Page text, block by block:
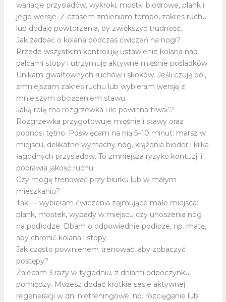
wariacje przysiadów, wykroki, mostki biodrowe, plank i
jego wersje. Z czasem zmieniam tempo, zakres ruchu
lub dodaję powtórzenia, by zwiększyć trudność.
Jak zadbać o kolana podczas ćwiczeń na nogi?
Przede wszystkim kontroluję ustawienie kolana nad
palcami stopy i utrzymuję aktywne mięśnie pośladków.
Unikam gwałtownych ruchów i skoków. Jeśli czuję ból,
zmniejszam zakres ruchu lub wybieram wersję z
mniejszym obciążeniem stawu.
Jaką rolę ma rozgrzewka i ile powinna trwać?
Rozgrzewka przygotowuje mięśnie i stawy oraz
podnosi tętno. Poświęcam na nią 5–10 minut: marsz w
miejscu, delikatne wymachy nóg, krążenia bioder i kilka
łagodnych przysiadów. To zmniejsza ryzyko kontuzji i
poprawia jakość ruchu.
Czy mogę trenować przy biurku lub w małym
mieszkaniu?
Tak — wybieram ćwiczenia zajmujące mało miejsca:
plank, mostek, wypady w miejscu czy unoszenia nóg
na podłodze. Dbam o odpowiednie podłoże, np. matę,
aby chronić kolana i stopy.
Jak często powinienem trenować, aby zobaczyć
postępy?
Zalecam 3 razy w tygodniu, z dniami odpoczynku
pomiędzy. Możesz dodać krótkie sesje aktywnej
regeneracji w dni nietreningowe, np. rozciąganie lub